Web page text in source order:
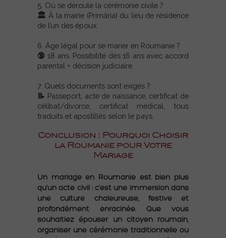
5. Où se déroule la cérémonie civile ?
🏛️ À la mairie (Primăria) du lieu de résidence
de l’un des époux.
6. Âge légal pour se marier en Roumanie ?
🔞 18 ans. Possibilité dès 16 ans avec accord
parental + décision judiciaire.
7. Quels documents sont exigés ?
📝 Passeport, acte de naissance, certificat de
célibat/divorce, certificat médical, tous
traduits et apostillés selon le pays.
Conclusion : Pourquoi Choisir
la Roumanie pour Votre
Mariage
Un mariage en Roumanie est bien plus
qu’un acte civil : c’est une immersion dans
une culture chaleureuse, festive et
profondément enracinée. Que vous
souhaitiez épouser un citoyen roumain,
organiser une cérémonie traditionnelle ou